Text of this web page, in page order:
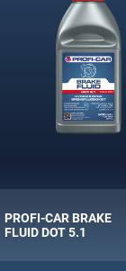
PROFI-CAR BRAKE
FLUID DOT 5.1